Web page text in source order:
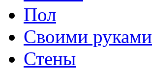
Пол
Своими руками
Стены